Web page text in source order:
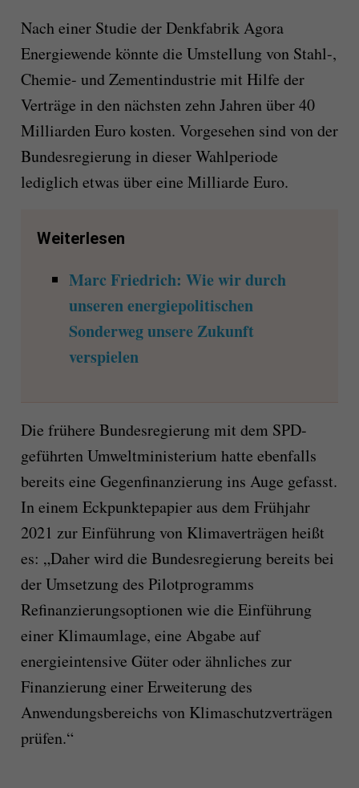
Nach einer Studie der Denkfabrik Agora
Energiewende könnte die Umstellung von Stahl-,
Chemie- und Zementindustrie mit Hilfe der
Verträge in den nächsten zehn Jahren über 40
Milliarden Euro kosten. Vorgesehen sind von der
Bundesregierung in dieser Wahlperiode
lediglich etwas über eine Milliarde Euro.
Weiterlesen
Marc Friedrich: Wie wir durch
unseren energiepolitischen
Sonderweg unsere Zukunft
verspielen
Die frühere Bundesregierung mit dem SPD-
geführten Umweltministerium hatte ebenfalls
bereits eine Gegenfinanzierung ins Auge gefasst.
In einem Eckpunktepapier aus dem Frühjahr
2021 zur Einführung von Klimaverträgen heißt
es: „Daher wird die Bundesregierung bereits bei
der Umsetzung des Pilotprogramms
Refinanzierungsoptionen wie die Einführung
einer Klimaumlage, eine Abgabe auf
energieintensive Güter oder ähnliches zur
Finanzierung einer Erweiterung des
Anwendungsbereichs von Klimaschutzverträgen
prüfen.“